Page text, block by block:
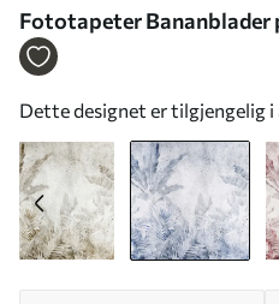
Fototapeter Bananblader
u73886v1
Dette designet er tilgjengelig i